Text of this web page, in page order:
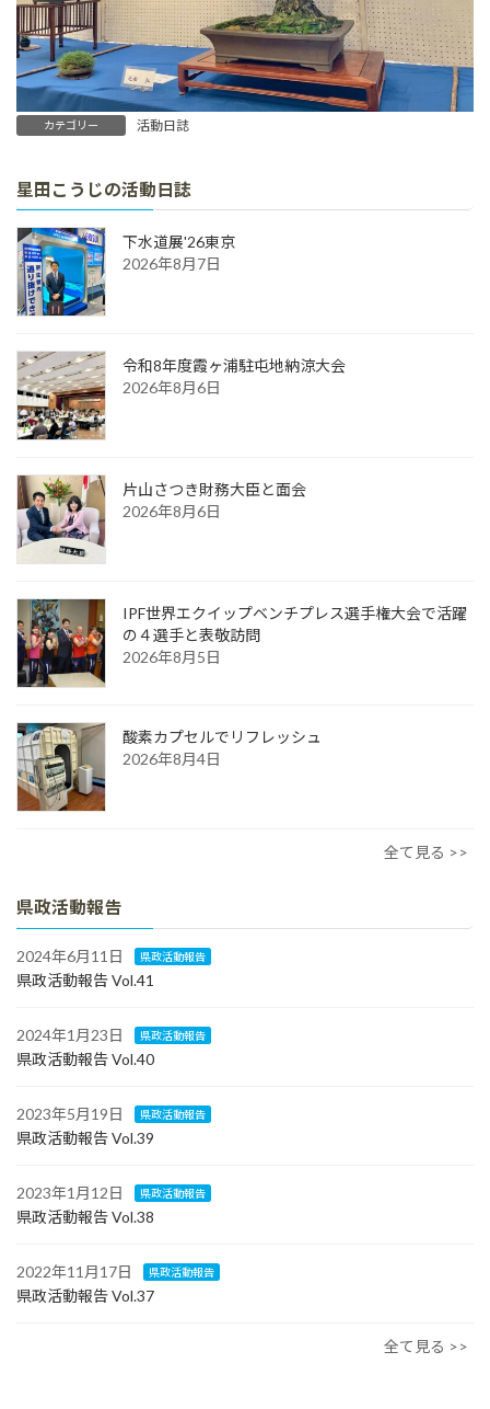
カテゴリー 活動日誌
星田こうじの活動日誌
下水道展'26東京
2026年8月7日
令和8年度霞ヶ浦駐屯地納涼大会
2026年8月6日
片山さつき財務大臣と面会
2026年8月6日
IPF世界エクイップベンチプレス選手権大会で活躍
の４選手と表敬訪問
2026年8月5日
酸素カプセルでリフレッシュ
2026年8月4日
全て見る >>
県政活動報告
2024年6月11日 県政活動報告
県政活動報告 Vol.41
2024年1月23日 県政活動報告
県政活動報告 Vol.40
2023年5月19日 県政活動報告
県政活動報告 Vol.39
2023年1月12日 県政活動報告
県政活動報告 Vol.38
2022年11月17日 県政活動報告
県政活動報告 Vol.37
全て見る >>